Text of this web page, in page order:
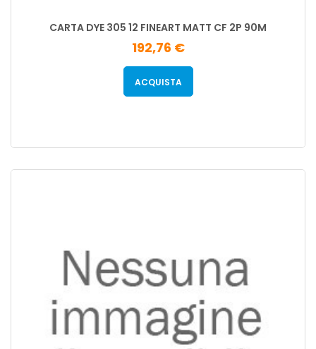
CARTA DYE 305 12 FINEART MATT CF 2P 90M
192,76 €
ACQUISTA